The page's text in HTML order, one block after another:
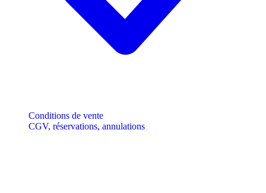
Conditions de vente
CGV, réservations, annulations